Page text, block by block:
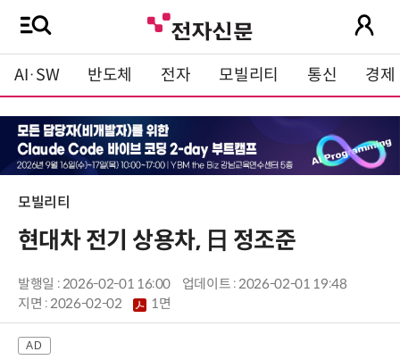
AI·SW 반도체 전자 모빌리티 통신 경제
모빌리티
현대차 전기 상용차, 日 정조준
발행일 : 2026-02-01 16:00
업데이트 : 2026-02-01 19:48
지면 :2026-02-02 1면